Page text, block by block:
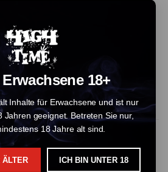
18+
Inhalte für Erwachsene und ist nur
Jahren geeignet. Betreten Sie nur,
18 Jahre alt sind.
ÄLTER ICH BIN UNTER 18
Cones.
This Vendor